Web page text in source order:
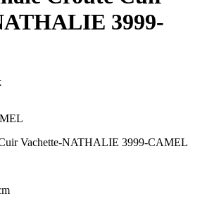
3999-
Vachette-NATHALIE 3999-CAMEL